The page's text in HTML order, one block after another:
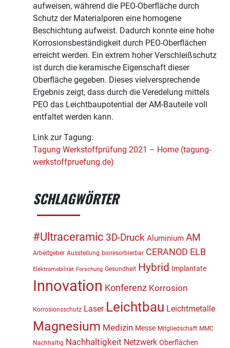
aufweisen, während die PEO-Oberfläche durch
Schutz der Materialporen eine homogene
Beschichtung aufweist. Dadurch konnte eine hohe
Korrosionsbeständigkeit durch PEO-Oberflächen
erreicht werden. Ein extrem hoher Verschleißschutz
ist durch die keramische Eigenschaft dieser
Oberfläche gegeben. Dieses vielversprechende
Ergebnis zeigt, dass durch die Veredelung mittels
PEO das Leichtbaupotential der AM-Bauteile voll
entfaltet werden kann.
Link zur Tagung:
Tagung Werkstoffprüfung 2021 – Home (tagung-
werkstoffpruefung.de)
SCHLAGWÖRTER
#Ultraceramic 3D-Druck Aluminium AM
Arbeitgeber Ausstellung bioresorbierbar CERANOD ELB
Elektromobilität Forschung Gesundheit Hybrid Implantate
Innovation Konferenz Korrosion
Korrosionsschutz Laser Leichtbau Leichtmetalle
Magnesium Medizin Messe Mitgliedschaft MMC
Nachhaltig Nachhaltigkeit Netzwerk Oberflächen